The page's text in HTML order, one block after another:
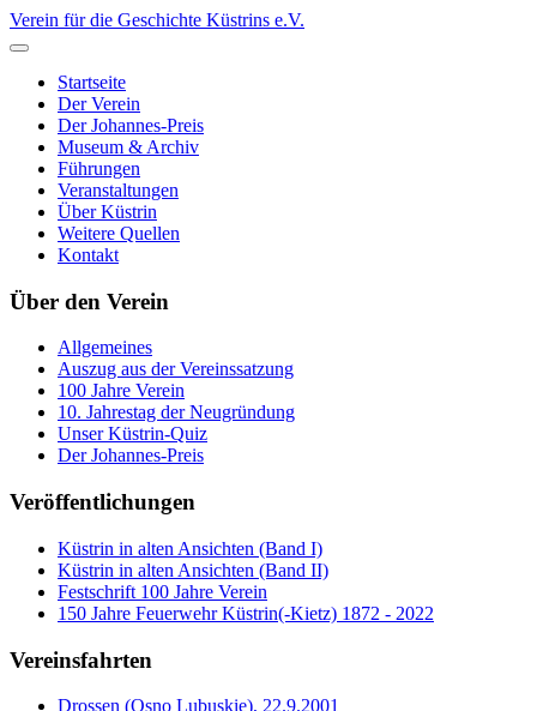
Verein für die Geschichte Küstrins e.V.
Startseite
Der Verein
Der Johannes-Preis
Museum & Archiv
Führungen
Veranstaltungen
Über Küstrin
Weitere Quellen
Kontakt
Über den Verein
Allgemeines
Auszug aus der Vereinssatzung
100 Jahre Verein
10. Jahrestag der Neugründung
Unser Küstrin-Quiz
Der Johannes-Preis
Veröffentlichungen
Küstrin in alten Ansichten (Band I)
Küstrin in alten Ansichten (Band II)
Festschrift 100 Jahre Verein
150 Jahre Feuerwehr Küstrin(-Kietz) 1872 - 2022
Vereinsfahrten
Drossen (Osno Lubuskie), 22.9.2001